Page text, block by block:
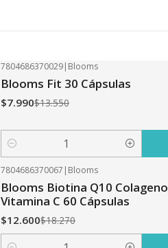
7804686370029| Blooms
Blooms Fit 30 Cápsulas
$7.990$13.550
Cantidad
7804686370067 | Blooms
Blooms Biotina Q10 Colageno
Vitamina C 60 Cápsulas
$12.600$18.270